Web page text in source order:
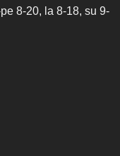
8-20, la 8-18, su 9-